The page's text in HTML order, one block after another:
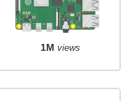
1M views